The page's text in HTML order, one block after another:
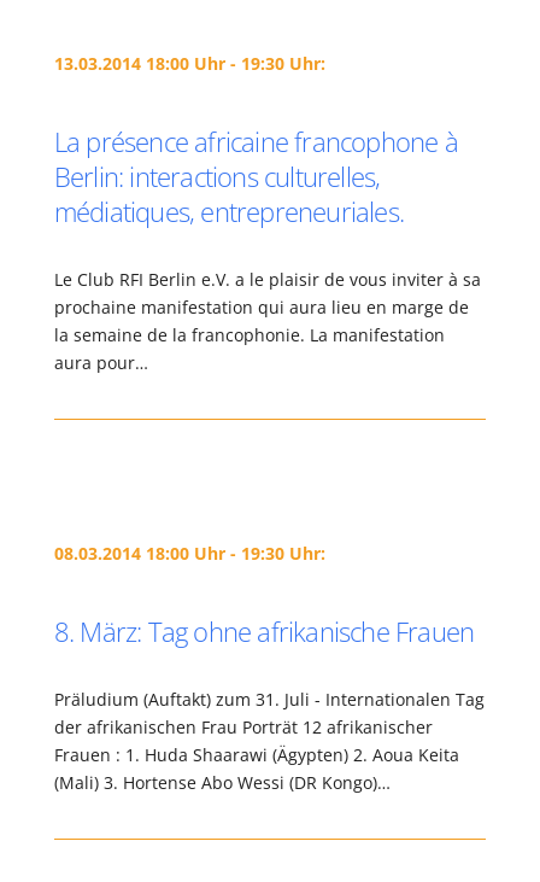
13.03.2014 18:00 Uhr - 19:30 Uhr:
La présence africaine francophone à
Berlin: interactions culturelles,
médiatiques, entrepreneuriales.
Le Club RFI Berlin e.V. a le plaisir de vous inviter à sa
prochaine manifestation qui aura lieu en marge de
la semaine de la francophonie. La manifestation
aura pour…
08.03.2014 18:00 Uhr - 19:30 Uhr:
8. März: Tag ohne afrikanische Frauen
Präludium (Auftakt) zum 31. Juli - Internationalen Tag
der afrikanischen Frau Porträt 12 afrikanischer
Frauen : 1. Huda Shaarawi (Ägypten) 2. Aoua Keita
(Mali) 3. Hortense Abo Wessi (DR Kongo)…